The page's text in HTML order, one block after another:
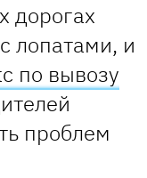
дорогах
лопатами, и
по вывозу
проблем